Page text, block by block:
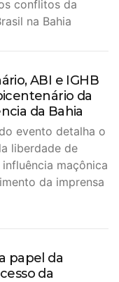
conflitos da
na Bahia
ABI e IGHB
da
da Bahia
evento detalha o
liberdade de
maçônica
da imprensa
papel da
da